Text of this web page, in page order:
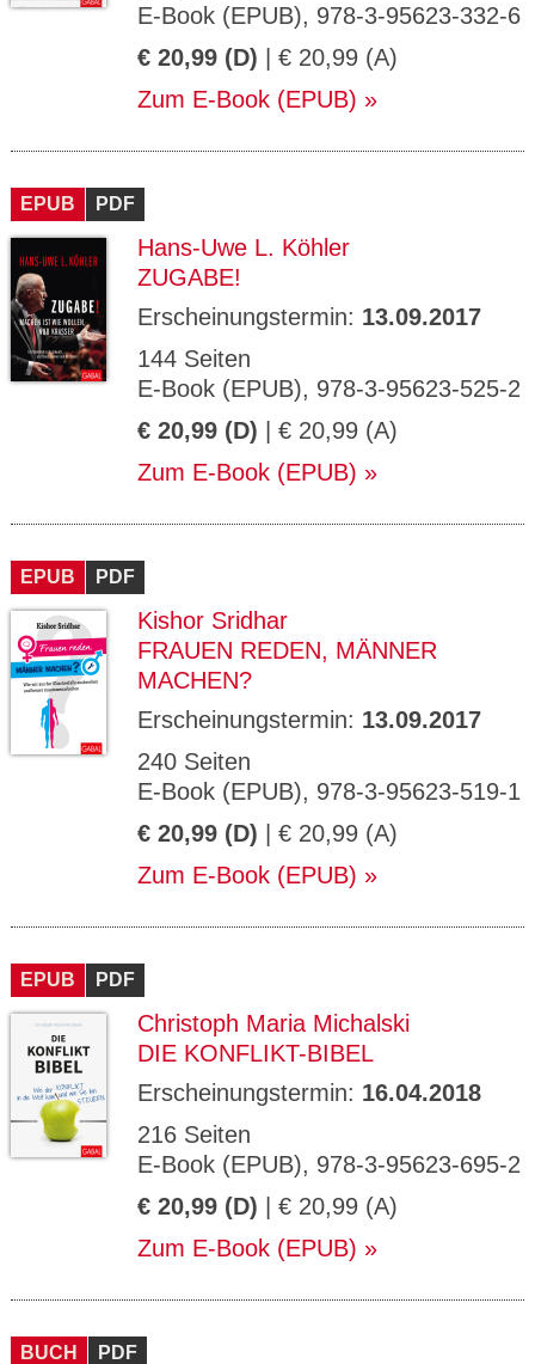
E-Book (EPUB), 978-3-95623-332-6
€ 20,99 (D) | € 20,99 (A)
Zum E-Book (EPUB)
EPUB PDF
Hans-Uwe L. Köhler
ZUGABE!
Erscheinungstermin: 13.09.2017
144 Seiten
E-Book (EPUB), 978-3-95623-525-2
€ 20,99 (D) | € 20,99 (A)
Zum E-Book (EPUB)
EPUB PDF
Kishor Sridhar
FRAUEN REDEN, MÄNNER
MACHEN?
Erscheinungstermin: 13.09.2017
240 Seiten
E-Book (EPUB), 978-3-95623-519-1
€ 20,99 (D) | € 20,99 (A)
Zum E-Book (EPUB)
EPUB PDF
Christoph Maria Michalski
DIE KONFLIKT-BIBEL
Erscheinungstermin: 16.04.2018
216 Seiten
E-Book (EPUB), 978-3-95623-695-2
€ 20,99 (D) | € 20,99 (A)
Zum E-Book (EPUB)
BUCH PDF